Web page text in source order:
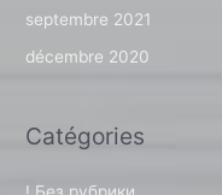
septembre 2021
décembre 2020
Catégories